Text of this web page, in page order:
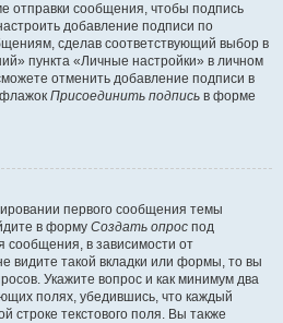
отправки сообщения, чтобы подпись
добавление подписи по
сделав соответствующий выбор в
пункта «Личные настройки» в личном
отменить добавление подписи в
Присоединить подпись в форме
первого сообщения темы
в форму Создать опрос под
в зависимости от
видите такой вкладки или формы, то вы
Укажите вопрос и как минимум два
полях, убедившись, что каждый
строке текстового поля. Вы также